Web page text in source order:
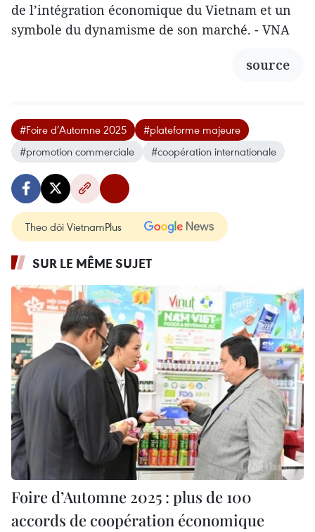
de l’intégration économique du Vietnam et un
symbole du dynamisme de son marché. - VNA
source
#Foire d’Automne 2025
#plateforme majeure
#promotion commerciale
#coopération internationale
Theo dõi VietnamPlus
SUR LE MÊME SUJET
Foire d’Automne 2025 : plus de 100
accords de coopération économique